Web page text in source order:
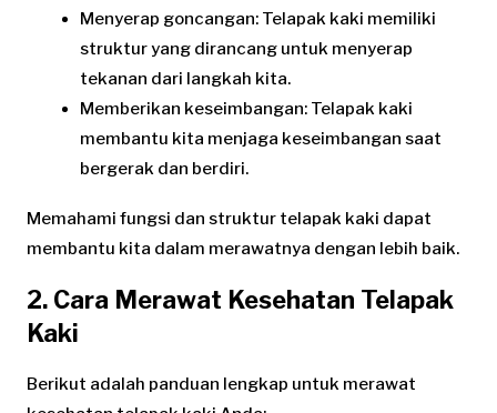
Menyerap goncangan: Telapak kaki memiliki
struktur yang dirancang untuk menyerap
tekanan dari langkah kita.
Memberikan keseimbangan: Telapak kaki
membantu kita menjaga keseimbangan saat
bergerak dan berdiri.
Memahami fungsi dan struktur telapak kaki dapat
membantu kita dalam merawatnya dengan lebih baik.
2. Cara Merawat Kesehatan Telapak
Kaki
Berikut adalah panduan lengkap untuk merawat